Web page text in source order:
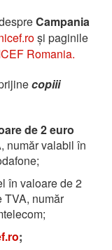
Campania
și paginile
Romania.
copiii
de 2 euro
număr valabil în
în valoare de 2
TVA, număr
;